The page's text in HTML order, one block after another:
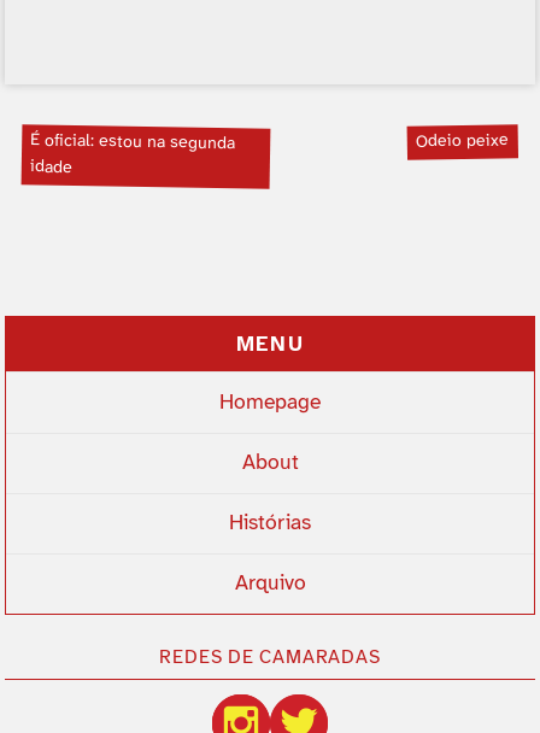
É oficial: estou na segunda
idade
Odeio peixe
MENU
Homepage
About
Histórias
Arquivo
REDES DE CAMARADAS